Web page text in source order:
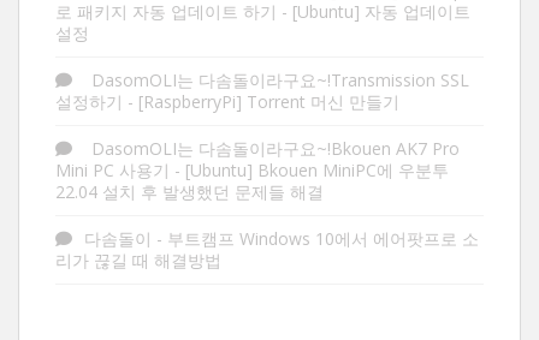
로 패키지 자동 업데이트 하기 - [Ubuntu] 자동 업데이트
설정
DasomOLI는 다솜돌이라구요~!Transmission SSL
설정하기 - [RaspberryPi] Torrent 머신 만들기
DasomOLI는 다솜돌이라구요~!Bkouen AK7 Pro
Mini PC 사용기 - [Ubuntu] Bkouen MiniPC에 우분투
22.04 설치 후 발생했던 문제들 해결
다솜돌이 - 부트캠프 Windows 10에서 에어팟프로 소
리가 끊길 때 해결방법